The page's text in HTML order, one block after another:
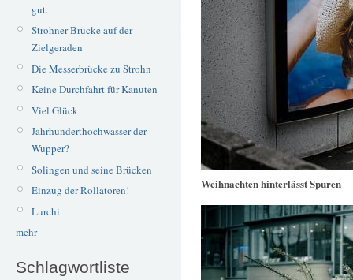
gut.
Strohner Brücke auf der
Zielgeraden
Die Messerbrücke zu Strohn
Keine Durchfahrt für Kanuten
Viel Glück
Jahrhunderthochwasser der
Wupper?
Solingen und seine Brücken
Einzug der Rollatoren!
Lurchi
mehr
Schlagwortliste
Weihnachten hinterlässt Spuren